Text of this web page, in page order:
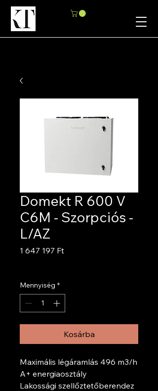
Domekt R 600 V
C6M - Szorpciós -
L/AZ
1 647 197 FtÁr
Mennyiség *
Kosárba
Maximális légáramlás 496 m3/h
A+ energiaosztály
Lakossági szellőztetőberendez